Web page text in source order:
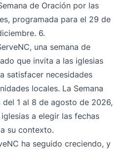
de Oración por las
programada para el 29 de
6.
, una semana de
que invita a las iglesias
satisfacer necesidades
locales. La Semana
1 al 8 de agosto de 2026,
a elegir las fechas
su contexto.
ha seguido creciendo, y